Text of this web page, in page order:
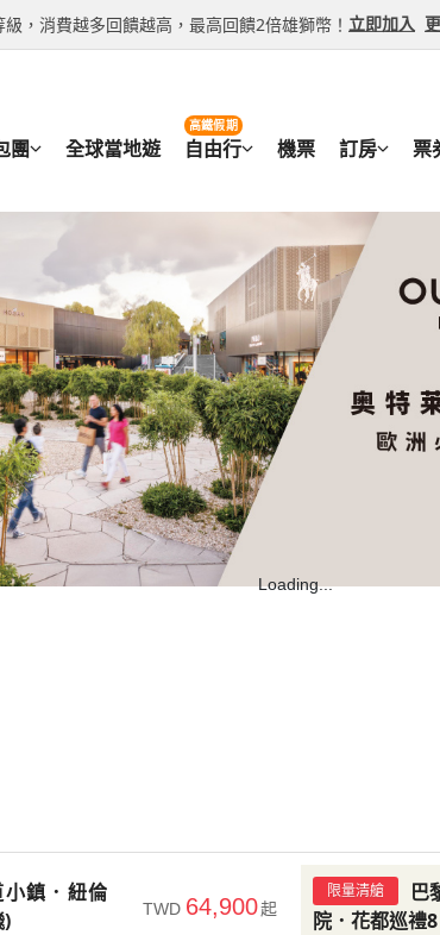
，消費越多回饋越高，最高回饋2倍雄獅幣！ 立即加入
團 全球當地遊 自由行
高鐵假期
機票 訂房 票
鎮．紐倫
)
TWD 64,900起
限量清艙
巴
院．花都巡禮
後餘
每月一物｜特選英國｜倫敦二日自在遊．科
物館．牛津．劍橋．OUTLET購物9日
荷比法｜漫遊大城小鎮．三遊船巡禮．仙境
村．經典羅浮宮．印象梵谷．巴黎時尚購物
特選荷德比法旅遊｜三大遊船．科隆教堂．
巴黎．凡爾賽宮．風車村10日
出團日期： 09/08
暑降｜特選英國｜傲慢與偏見莊園．峰區小
小鎮．大英博物館．雙大學城．都鐸小鎮．
出團日期：09/17 10/13
人最
早鳥折２０００｜經典荷比法｜小孩堤防．
村．布魯日老城．羅浮宮．地窖餐9日|長榮
經典荷比法｜一晚五星．雙宮三遊船．童話
城．花都巴黎9日|長榮雙點
暑假折3千｜經典德瑞10日｜少女峰．楚格
話羅騰堡．海德堡纜車
出團日期： 09/11 09/25 09/26 more...
早鳥折三千│經典荷比盧│北海漁村‧復古蒸汽
維安田古堡‧布魯日老城‧盧森堡‧小孩堤防風
出團日期：09/10 09/17
早鳥折3千｜經典德國10日｜雙城堡．楚格峰
萊茵瀑布遊船．慕尼黑(送童話小鎮)
出團日期：09/06 09/27
單，
冬遊折3000｜經典英國｜科玆窩鄉村．莊園
城．巨石陣．倫敦塔．巴斯浴池．下午茶9日
冬遊特選瑞士｜馬特宏峰．阿雷奇冰川小鎮
慕尼黑來回)
冬遊折3000｜特選瑞士10日｜山王-馬特宏
古堡．FIFA世足博物館｜高雄雙點進出
早訂早優惠 出團日期： 11/09 11/25 01/22
最高省1萬2｜經典荷比法10日｜美食觀光巴
浮宮．三遊船．巴黎市區三晚10日
出團日期：11/07 11/13 11/27 more...
早鳥折3千｜經典德瑞10日｜少女峰．楚格
觀火車
出團日期：11/02 11/09
到！
特選法國旅遊｜羅浮宮．梵谷奧維小鎮．皇
河遊船宴．OUTLET時尚購物8日｜
快閃英國8日｜巨石陣．泰晤士河遊船．雙
溫泉小鎮．大英博物館．倫敦輕旅行
出團日期：10/27 11/03 11/08 more...
11/25
每月一物｜特選英國｜倫敦二日自在遊．科
津．劍橋．OUTLET購物9日
出團日期：10/09 10/14
荷比法｜漫遊大城小鎮．三遊船巡禮．仙境
浮宮．印象梵谷．巴黎時尚購物10日
出團日期：09/11 09/17 10/04 more...
90
冬遊折5000｜經典荷比法｜三遊船．羅浮宮
咖啡館．二晚五星．羊角村．巴黎10日
最高省1萬5｜經典荷比法10日｜美食觀光
日、羅浮宮、三船、巴黎市區(夏/巴黎來回)
最高省1萬5｜南法旅遊｜普羅旺斯山城．蔚
嘉德水道橋．新堡品酒．摩納哥蒙地卡羅．
出團日期： 09/11 09/18
預購省1萬5｜經典英國｜科玆窩鄉村．莊園
館．雙大學城．巨石陣．倫敦塔．巴斯浴池
日
出團日期：10/09 10/14
玩樂369經典瑞士旅遊｜少女峰,馬特宏峰,冰
車,冰河路線列車,伯連納列車10日｜秋季
出團日期：10/22 10/29
～
立即
賀歲折5000｜經典荷比法｜五星2晚．雙遊
塞印象派．時尚巴黎9日(雙點來
賀歲折5000｜經典西北法｜聖米歇爾山．羅
地．遊船饗宴．二晚五星10日
賀歲折5000｜經典瑞士10日｜少女峰,馬特
伯連納列車,五星(冬季版/蘇黎世來回)
早訂早優惠 出團日期： 02/02 02/04 02/05
春節折5千｜經典瑞士｜懸崖餐廳．少女峰
星飯店二晚．盧森遊船12日(慕尼黑來回)
早訂早優惠 出團日期：02/03
賀歲折5000｜經典荷比法｜三遊船．三晚五
車．米其林餐．羊角村．浪漫巴黎10日
早訂早優惠 出團日期：
明行
迎春折3000｜經典法國｜巴黎市區飯店連
賽宮．加尼葉歌劇院．塞納河遊船饗宴8日
迎春折3000｜經典英國8日｜西區音樂劇．
敦眼．巨石陣．溫莎小鎮．雙大學城．田園
迎春折3000｜德瑞奧10日｜鐵力士山．新天
美小鎮．古老鹽礦．升等一晚五星(高雄來回)
出團日期： 01/29 02/01
迎春折三千｜荷比法│大城小鎮．特色三遊船
村．羅浮宮．凡爾賽宮．梵谷小鎮．巴黎市
10日
出團日期：01/29 02/02
迎春折3000｜經典荷比盧｜羊角村,荷蘭雙博
堡,雙遊船,布魯日古城,兩晚五星10日
出團日期：01/31
出國
早鳥折三千│經典荷比盧│北海漁村‧復古蒸汽
布魯日老城‧盧森堡‧小孩堤防風車‧五星飯店
預購折3000│花季荷比盧德11日│最美鬱金香
精彩三遊船‧海尼根體驗館‧起司市集
預購折3000｜荷比法｜最美鬱香花園,美食
船11日｜高雄來回
出團日期： 04/12 04/16 04/19 more...
春遊折3000｜經典英國｜科玆窩鄉村．大英
敦眼．自然史博物館．雙層巴士饗宴10日
出團日期：09/14 10/05 10/19 more...
玩樂369｜經典英國｜愛丁堡．湖區蒸汽火
雙大學城．莊園飯店10日-夏
早訂早優惠 出團日期：
店、
最高折一萬五｜旗艦荷比法｜三晚五星．三
列車．百年咖啡．饗食米其林．古城門餐廳
預購省15000｜旗艦德國｜南北新天鵝堡．
道．漢薩同盟古城．德勒斯登．柏林．忘憂
玩樂369旗艦德瑞｜少女峰,馬特宏峰,冰河列
一晚五星10日｜冬季版．免小費
出團日期： 11/07 11/18 12/05 more...
賀歲折5000｜荷比法三遊船10日｜羅浮宮．
角村．一晚五星．高速列車．米其林饗宴．
早訂早優惠 出團日期：02/05
玩樂369｜旗艦荷比法｜花季．三晚五星．三
列車．庫肯霍夫花園．百年咖啡．饗食米其
羊角村巡禮．浪漫巴黎10日
出團日期：03/18
點燃
最具
快閃英國8日｜巨石陣．泰晤士河遊船．雙
窩．古羅馬溫泉小鎮．大英博物館．倫敦輕
特選荷比德送法國9日～風車村．遊船．天
爾薩斯小鎮．OUTLET購物趣
特選荷比法三遊船．巴黎四晚．地窖餐廳．
產．仙境羊角村10日
出團日期： 11/25 12/02 12/15 more...
冬遊折三千｜荷比盧｜羊角村,庫勒慕勒美術
書局,雨果維安田,雙遊船,布魯日古城,五星飯
出團日期：11/05 11/19 12/03 more...
冬遊折3000｜經典英國｜科玆窩鄉村．莊園
館．雙大學城．巨石陣．倫敦塔．巴斯浴池
出團日期：11/13 11/27
每月一物｜特選德國｜羅曼蒂克大道小鎮．
新天鵝堡．慕尼黑輕旅行8日
預購省15000｜旗艦德國｜南北新天鵝堡．
道．漢薩同盟古城．德勒斯登．柏林．忘憂
早鳥折3千｜經典德國10日｜雙城堡．楚格
萊茵瀑布遊船．慕尼黑(送童話小鎮)
出團日期： 09/06 09/27 09/29 more...
冬遊特選瑞士｜馬特宏峰．阿雷奇冰川小鎮
布10日(長榮慕尼黑來回)
冬遊特選瑞士｜菲斯特懸崖步道纜車．鐵力
爾卑斯景觀列車8日
年中慶｜特選瑞士旅遊｜少女峰．馬特宏峰
迫降遊船10日(華航/送德法)
出團日期： 09/01 09/08 09/15 more...
年中慶｜特選瑞士旅遊｜少女峰．馬特宏峰
迫降碼頭10日(華航/送德法/冬季版)
出團日期：12/09 01/07 01/25 more...
暑假折3千｜特選瑞士｜馬特宏峰．冰河
車．愛的迫降場景10日(長榮慕尼黑來回)
出團日期：09/16 09/27
荷比法｜漫遊大城小鎮．三遊船巡禮．仙境
村．經典羅浮宮．印象梵谷．巴黎時尚購物
早鳥折２０００｜經典荷比法｜小孩堤防．
村．布魯日老城．羅浮宮．地窖餐9日|長榮
特選英荷比法｜雙博物館．浪漫三遊船．跨
都．經典英倫．比利時古城．巴黎購物10日
出團日期： 08/16 09/04 09/13 more...
漫遊荷比｜阿姆斯特丹運河遊船．鹿特丹市
羊角村．天堂書店．荷蘭三色村9日
出團日期：09/03
經典荷比法｜一晚五星．雙宮三遊船．童話
城．花都巴黎9日|長榮雙點
出團日期：09/17 10/01
特選法國旅遊｜羅浮宮．塞納河遊船．地窖
OUTLET．時尚購物8日｜長榮直飛
特選法國旅遊｜羅浮宮．梵谷奧維小鎮．皇
遊船宴．OUTLET時尚購物8日｜
出團日期：09/01 09/07 09/21 more...
地．巴黎歌劇院．塞納河遊船饗宴10日
10/24 more...
玩樂369經典西北法｜聖米歇爾山．羅亞爾
河遊船饗宴10日
早訂早優惠 出團日期：11/13 11/18
賀歲折5000｜經典西北法｜聖米歇爾山．
地．遊船饗宴．二晚五星10日
早訂早優惠 出團日期：02/04
快閃英國8日｜巨石陣．泰晤士河遊船．雙
泉小鎮．大英博物館．倫敦輕旅行
每月一物｜特選英國｜倫敦二日自在遊．科
劍橋．OUTLET購物9日
限量搶購 出團日期：10/09 10/14
物館．雙大學城．都鐸小鎮．倫敦輕旅行10日
冬遊折3000｜經典英國｜科玆窩鄉村．莊園
城．巨石陣．倫敦塔．巴斯浴池．下午茶9日
早訂早優惠 出團日期：11/13 11/27
春遊折3000｜經典英國｜科玆窩鄉村．大
敦眼．自然史博物館．雙層巴士饗宴10日
早訂早優惠 出團日期：09/14 10/19
特選荷比德送法國9日～風車村．遊船．天堂
爾薩斯小鎮．OUTLET購物趣
雙點進出｜英荷比法｜雙博物館．浪漫三遊
河之都．經典英倫．比利時古城．巴黎購物
特選荷德比法旅遊｜三大遊船．科隆教堂．
巴黎．凡爾賽宮．風車村10日
限量搶購 出團日期： 09/08
特選英荷比法｜雙博物館．浪漫三遊船．跨
都．經典英倫．比利時古城．巴黎購物10日(
出團日期：08/16 09/04 09/13 more...
特選德荷10日｜羊角村．風車村．雙遊船．
車10日
出團日期：09/16 10/09
讓您
年中慶｜荷比法8日｜凡爾賽宮．聖母院．
遊船．時尚購物趣｜高雄雙點進出
荷比法三遊船｜童話羊角村．風車村．布魯
住大巴黎市區．時尚購物9日｜高雄來回
熱銷中 出團日期：09/08 09/14 09/23
more...
南法普羅旺斯山城．嘉赫水道橋．教皇新堡
尚巴黎慢遊11日
限量搶購 出團日期：11/05 12/04
預購折3000│花季荷比盧德11日│最美鬱金
鎮‧精彩三遊船‧海尼根體驗館‧起司市集
出團日期：04/08 04/10 04/16 more...
，機
魅力歐洲英法｜大英博物館．凡爾賽宮．歐
物．塞納河遊船．米其林餐10日(雙點進出)
魅力歐洲英倫愛丁堡11日
魅力歐洲｜英蘇愛｜中段飛機、倫敦2晚五
觀火車、米其林、雙大學城、溫莎古堡16日
出團日期： 08/28 09/10 09/24 more...
魅力歐洲｜法比荷｜最愛羅浮宮、特色三遊
運河風車城8日
出團日期：08/30 09/13 09/23 more...
魅力歐洲｜冰島｜魔幻極光藍冰洞浪漫巴黎
出團日期：11/06 11/08